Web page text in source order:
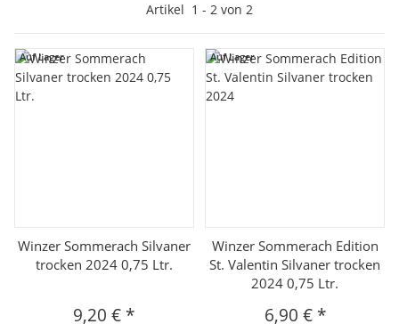
Artikel 1 - 2 von 2
Auf Lager
Winzer Sommerach Silvaner
trocken 2024 0,75 Ltr.
9,20 € *
Auf Lager
Winzer Sommerach Edition
St. Valentin Silvaner trocken
2024 0,75 Ltr.
6,90 € *